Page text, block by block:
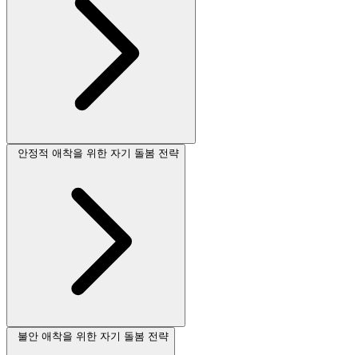
안정적 애착을 위한 자기 돌봄 전략
불안 애착을 위한 자기 돌봄 전략